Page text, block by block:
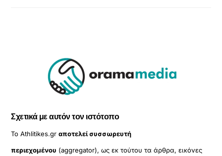
Σχετικά με αυτόν τον ιστότοπο
Το Athlitikes.grαποτελεί συσσωρευτή
περιεχομένου (aggregator), ως εκ τούτου τα άρθρα, εικόνες